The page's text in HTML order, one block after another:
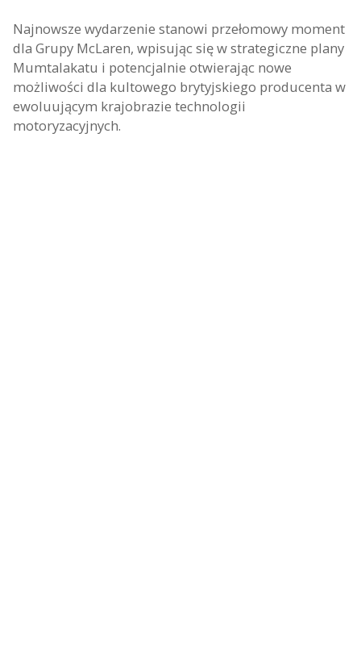
Najnowsze wydarzenie stanowi przełomowy moment
dla Grupy McLaren, wpisując się w strategiczne plany
Mumtalakatu i potencjalnie otwierając nowe
możliwości dla kultowego brytyjskiego producenta w
ewoluującym krajobrazie technologii
motoryzacyjnych.